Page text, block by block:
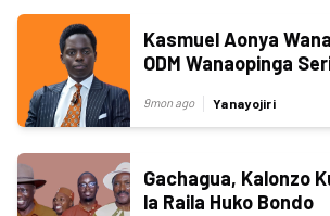
Kasmuel Aonya
ODM Wanaopinga
9mon ago Yanayojiri
Gachagua, Kalonzo
la Raila Huko Bondo